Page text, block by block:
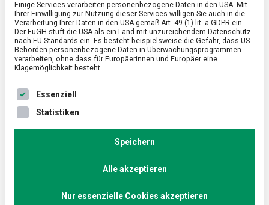
ERNÄHRUNG & GESUNDHEIT /FEATURED
Fruchtbarkeit, Segen und Reichtum: der
Granatapfel
9. Januar 2026
Reichtum:
Neues Jahr, neuer Anfang, neues Glück. Und überall
sind sie zu finden – Granatäpfel aus der Türkei und
Einige Services verarbeiten personenbezogene Daten in den USA. Mit
Ihrer Einwilligung zur Nutzung dieser Services willigen Sie auch in die
Verarbeitung Ihrer Daten in den USA gemäß Art. 49 (1) lit. a GDPR ein.
Der EuGH stuft die USA als ein Land mit unzureichendem Datenschutz
nach EU-Standards ein. Es besteht beispielsweise die Gefahr, dass US-
Behörden personenbezogene Daten in Überwachungsprogrammen
verarbeiten, ohne dass für Europäerinnen und Europäer eine
Klagemöglichkeit besteht.
Es folgt eine Liste der Service-Gruppen, für die eine
Essenziell
Statistiken
Speichern
Alle akzeptieren
Nur essenzielle Cookies akzeptieren